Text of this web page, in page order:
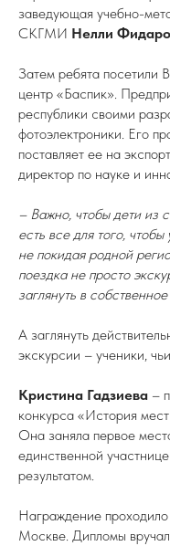
заведующая учебно-
СКГМИ Нелли
Затем ребята посетили
центр «Баспик».
республики своими
фотоэлектроники. Его
поставляет ее на
директор по науке и
– Важно, чтобы дети из
есть все для того, чтобы
не покидая родной
поездка не просто
заглянуть в
А заглянуть
экскурсии – ученики,
Кристина Гадзиева –
конкурса «История
Она заняла первое
единственной
результатом.
Награждение
Москве. Дипломы